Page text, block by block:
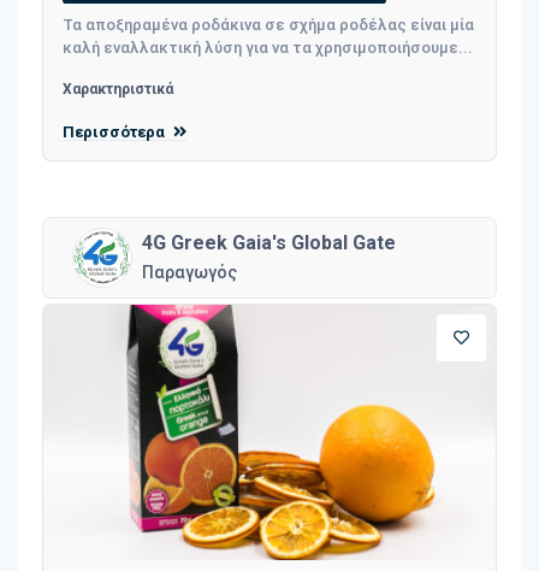
Τα αποξηραμένα ροδάκινα σε σχήμα ροδέλας είναι μία
καλή εναλλακτική λύση για να τα χρησιμοποιήσουμε...
Χαρακτηριστικά
Περισσότερα
4G Greek Gaia's Global Gate
Παραγωγός